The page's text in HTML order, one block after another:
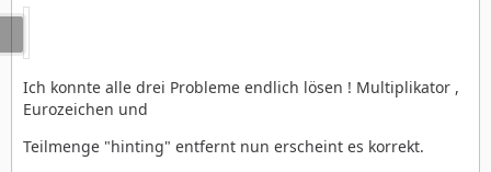
Ich konnte alle drei Probleme endlich lösen ! Multiplikator ,
Eurozeichen und
Teilmenge "hinting" entfernt nun erscheint es korrekt.